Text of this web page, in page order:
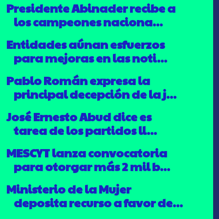
Presidente Abinader recibe a
los campeones naciona...
Entidades aúnan esfuerzos
para mejoras en las noti...
Pablo Román expresa la
principal decepción de la j...
José Ernesto Abud dice es
tarea de los partidos ll...
MESCYT lanza convocatoria
para otorgar más 2 mil b...
Ministerio de la Mujer
deposita recurso a favor de...